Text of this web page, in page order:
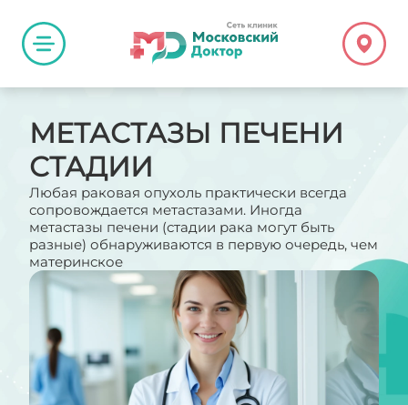
МЕТАСТАЗЫ ПЕЧЕНИ
СТАДИИ
Любая раковая опухоль практически всегда
сопровождается метастазами. Иногда
метастазы печени (стадии рака могут быть
разные) обнаруживаются в первую очередь, чем
материнское